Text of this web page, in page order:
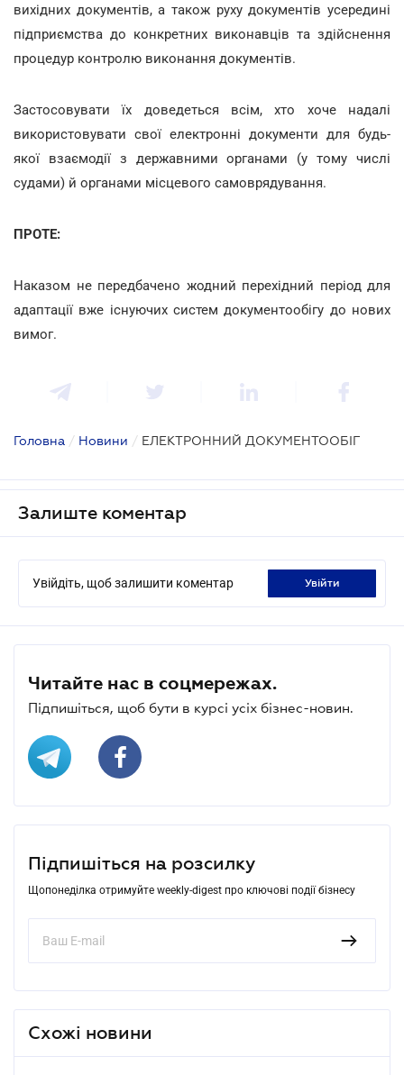
вихідних документів, а також руху документів усередині
підприємства до конкретних виконавців та здійснення
процедур контролю виконання документів.
Застосовувати їх доведеться всім, хто хоче надалі
використовувати свої електронні документи для будь-
якої взаємодії з державними органами (у тому числі
судами) й органами місцевого самоврядування.
ПРОТЕ:
Наказом не передбачено жодний перехідний період для
адаптації вже існуючих систем документообігу до нових
вимог.
Головна / Новини / ЕЛЕКТРОННИЙ ДОКУМЕНТООБІГ
Залиште коментар
Увійдіть, щоб залишити коментар увійти
Читайте нас в соцмережах.
Підпишіться, щоб бути в курсі усіх бізнес-новин.
Підпишіться на розсилку
Щопонеділка отримуйте weekly-digest про ключові події бізнесу
Схожі новини